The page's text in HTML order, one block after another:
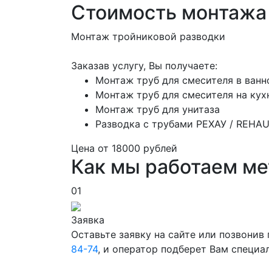
Стоимость монтажа
Монтаж тройниковой разводки
Заказав услугу, Вы получаете:
Монтаж труб для смесителя в
Монтаж труб для смесителя на
Монтаж труб для унитаза
Разводка с трубами РЕХАУ / REHAU
Цена от 18000 рублей
Как мы работаем
01
Заявка
Оставьте заявку на сайте или
84-74, и оператор подберет Вам